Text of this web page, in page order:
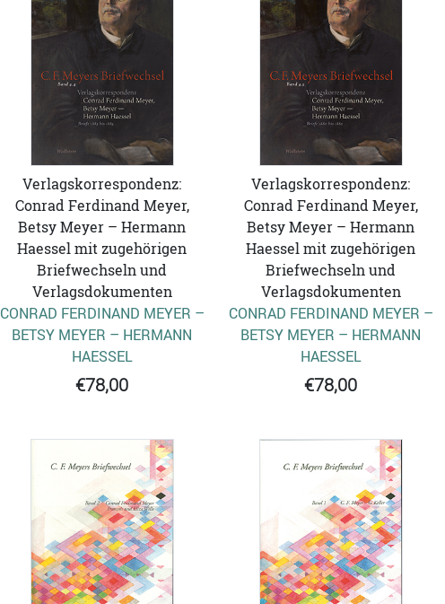
Verlagskorrespondenz:
Conrad Ferdinand Meyer,
Betsy Meyer – Hermann
Haessel mit zugehörigen
Briefwechseln und
Verlagsdokumenten
CONRAD FERDINAND MEYER –
BETSY MEYER – HERMANN
HAESSEL
€78,00
Verlagskorrespondenz:
Conrad Ferdinand Meyer,
Betsy Meyer – Hermann
Haessel mit zugehörigen
Briefwechseln und
Verlagsdokumenten
CONRAD FERDINAND MEYER –
BETSY MEYER – HERMANN
HAESSEL
€78,00